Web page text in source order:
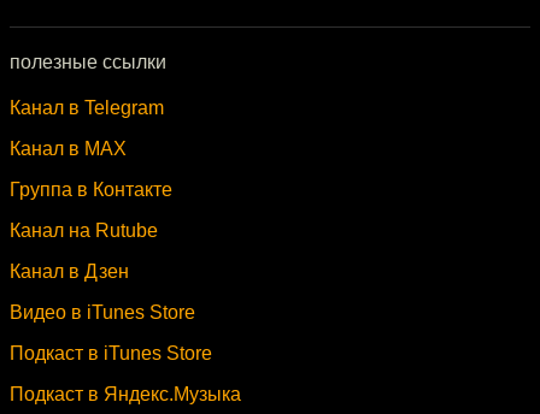
полезные ссылки
Канал в Telegram
Канал в MAX
Группа в Контакте
Канал на Rutube
Канал в Дзен
Видео в iTunes Store
Подкаст в iTunes Store
Подкаст в Яндекс.Музыка